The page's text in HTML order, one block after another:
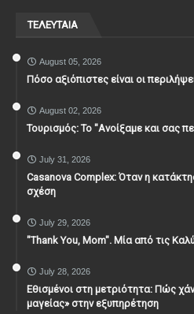
ΤΕΛΕΥΤΑΙΑ
August 05, 2026
Πόσο αξιόπιστες είναι οι
August 02, 2026
Τουρισμός: Το "Ανοίξαμε και σας
July 31, 2026
Casanova Complex: Όταν η
σχέση
July 29, 2026
"Thank You, Mοm". Μία από τις
July 28, 2026
Εθισμένοι στη μετριότητα: Πώς
μαγείας» στην εξυπηρέτηση